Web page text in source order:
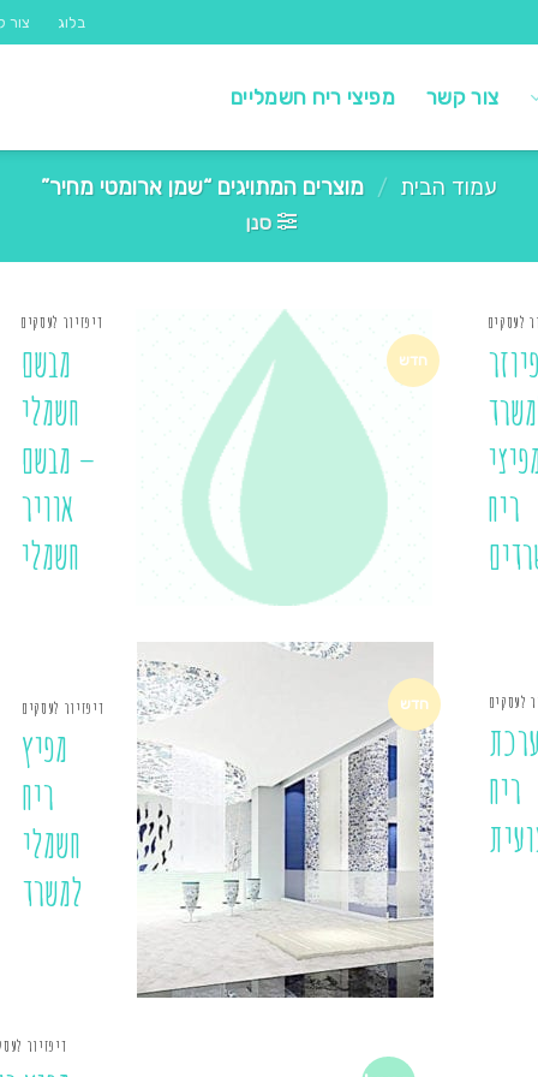
בלוג צור
צור קשר מפיצי ריח חשמליים
עמוד הבית / מוצרים המתויגים “שמן ארומטי מחיר”
סנן
לעסקים
ריח
חדש
דיפזיור לעסקים
מבשם
חשמלי
– מבשם
אוויר
חשמלי
לעסקים
ריח
חדש דיפזיור לעסקים
מפיץ
ריח
חשמלי
למשרד
דיפזיור